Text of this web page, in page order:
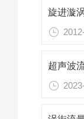
旋进漩